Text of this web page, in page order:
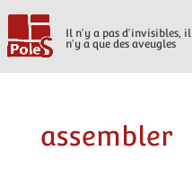
Il n'y a pas d'invisibles, il
n'y a que des aveugles
assembler